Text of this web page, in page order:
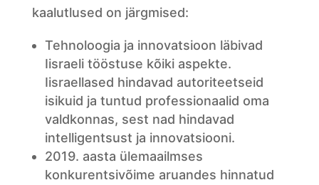
kaalutlused on järgmised:
Tehnoloogia ja innovatsioon läbivad
Iisraeli tööstuse kõiki aspekte.
Iisraellased hindavad autoriteetseid
isikuid ja tuntud professionaalid oma
valdkonnas, sest nad hindavad
intelligentsust ja innovatsiooni.
2019. aasta ülemaailmses
konkurentsivõime aruandes hinnatud